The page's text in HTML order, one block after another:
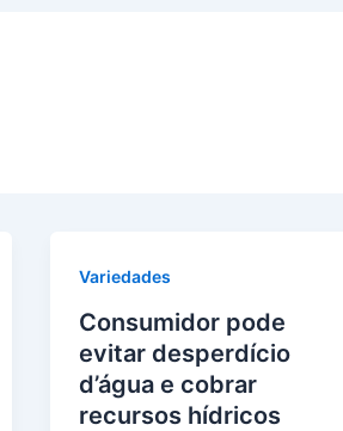
Variedades
Consumidor pode
evitar desperdício
d’água e cobrar
recursos hídricos